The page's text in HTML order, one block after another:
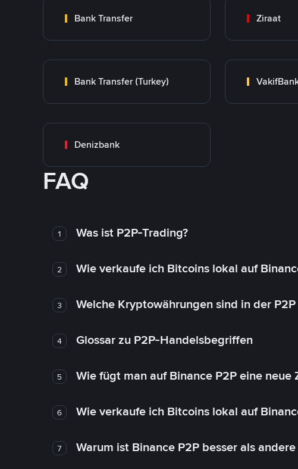
Bank Transfer Ziraat
Bank Transfer (Turkey)
Denizbank
FAQ
1 Was ist P2P-Trading?
2 Wie verkaufe ich Bitcoins lokal auf
3 Welche Kryptowährungen sind in der
4 Glossar zu P2P-Handelsbegriffen
5 Wie fügt man auf Binance P2P eine neue
6 Wie verkaufe ich Bitcoins lokal auf
7 Warum ist Binance P2P besser als